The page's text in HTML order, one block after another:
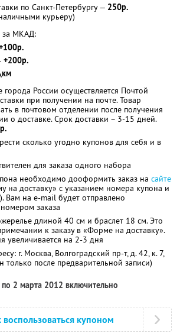
по Санкт-Петербургу — 250р.
курьеру)
за МКАД:
+200р.
города России осуществляется Почтой
при получении на почте. Товар
в почтовом отделении после получения
о доставке. Срок доставки – 3-15 дней.
сколько угодно купонов для себя и в
для заказа одного набора
необходимо дооформить заказ на сайте
на доставку» с указанием номера купона и
Вам на e-mail будет отправлено
заказа
длиной 40 см и браслет 18 см. Это
к заказу в «Форме на доставку».
увеличивается на 2-3 дня
г. Москва, Волгоградский пр-т, д. 42, к. 7,
после предварительной записи)
2 марта 2012 включительно
воспользоваться купоном